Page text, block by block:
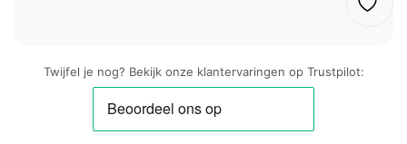
Twijfel je nog? Bekijk onze klantervaringen op Trustpilot: